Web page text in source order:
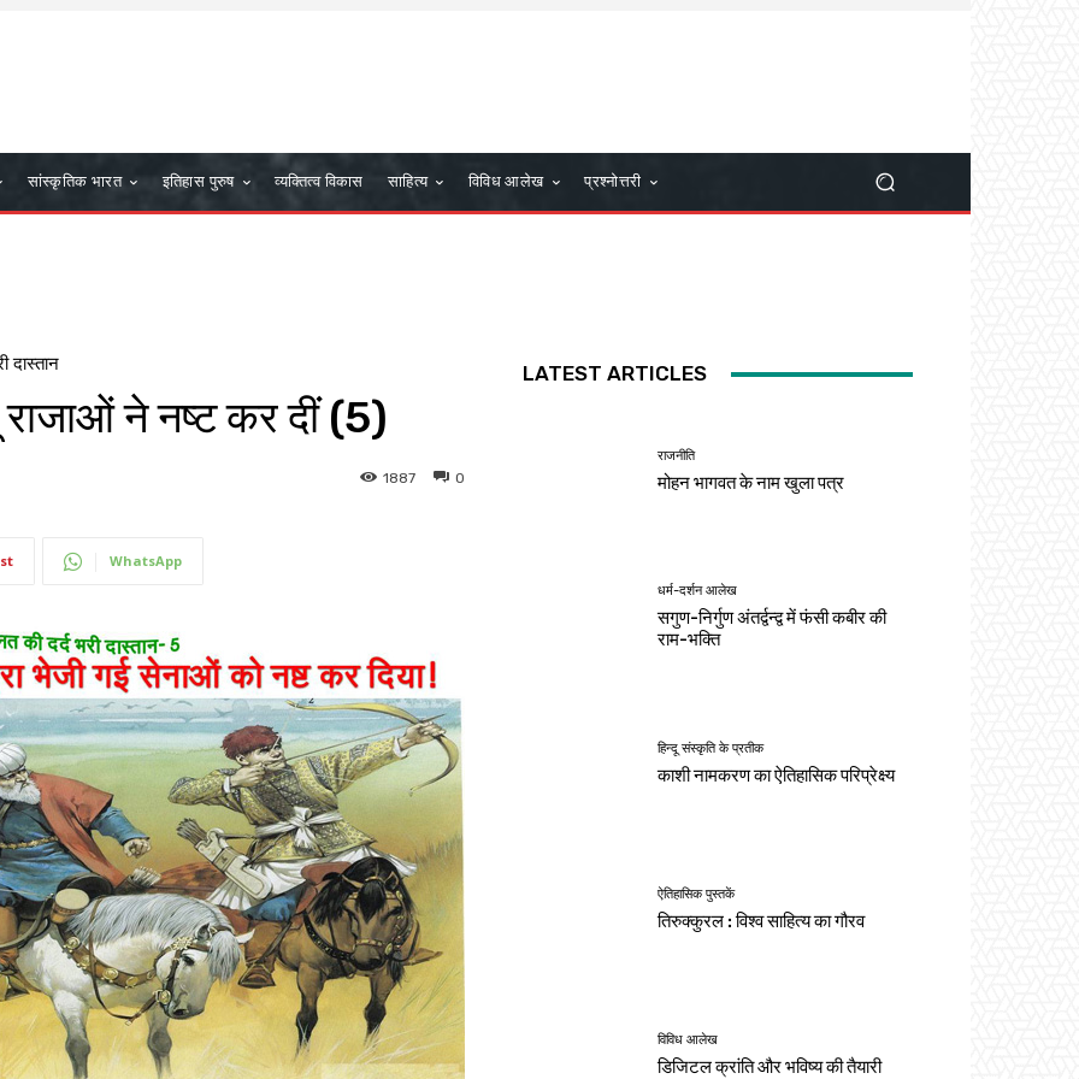
सांस्कृतिक भारत इतिहास पुरुष व्यक्तित्व विकास साहित्य विविध आलेख प्रश्नोत्तरी
दास्तान
ने नष्ट कर दीं (5)
0
1887
WhatsApp
LATEST ARTICLES
राजनीति
मोहन भागवत के नाम खुला पत्र
धर्म-दर्शन आलेख
सगुण-निर्गुण अंतर्द्वन्द्व में फंसी कबीर की
राम-भक्ति
हिन्दू संस्कृति के प्रतीक
काशी नामकरण का ऐतिहासिक परिप्रेक्ष्य
ऐतिहासिक पुस्तकें
तिरुक्कुरल : विश्व साहित्य का गौरव
विविध आलेख
डिजिटल क्रांति और भविष्य की तैयारी